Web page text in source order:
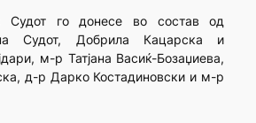
го донесе во состав од
на Судот, Добрила Кацарска и
м-р Татјана Васиќ-Бозаџиева,
д-р Дарко Костадиновски и м-р